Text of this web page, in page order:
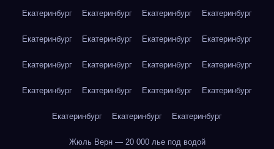
Екатеринбург Екатеринбург Екатеринбург Екатеринбург
Екатеринбург Екатеринбург Екатеринбург Екатеринбург
Екатеринбург Екатеринбург Екатеринбург Екатеринбург
Екатеринбург Екатеринбург Екатеринбург Екатеринбург
Екатеринбург Екатеринбург Екатеринбург
Жюль Верн — 20 000 лье под водой